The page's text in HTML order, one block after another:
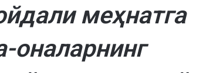
меҳнатга
оналарнинг